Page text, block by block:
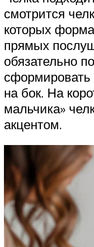
смотрится
которых
прямых
обязательно
сформировать
на бок. На
мальчика»
акцентом.